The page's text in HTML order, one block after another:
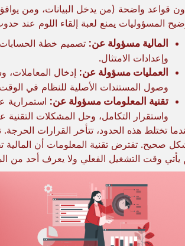
المسؤوليات يمنع لعبة إلقاء اللوم عند
المالية مسؤولة عن: تصميم خطة الحسابات،
وإعدادات الامتثال.
العمليات مسؤولة عن: إدخال المعاملات،
وصول المستندات الأصلية للنظام في
تقنية المعلومات مسؤولة عن: استمرارية
واستقرار التكامل، وحل المشكلات التقنية
تختلط هذه الحدود، تتأخر القرارات
صحيح. تفترض تقنية المعلومات أن المالية
يأتي وقت التشغيل الفعلي ولا يعرف أحد من